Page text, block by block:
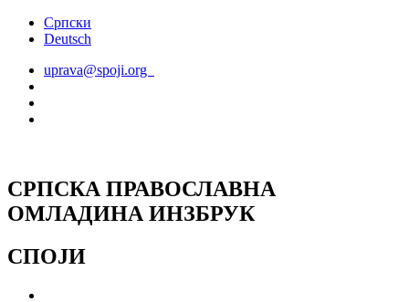
СкочитеСрпски
Deutsch
uprava@spoji.org
СРПСКА ПРАВОСЛАВНА
ОМЛАДИНА ИНЗБРУК
СПОЈИ